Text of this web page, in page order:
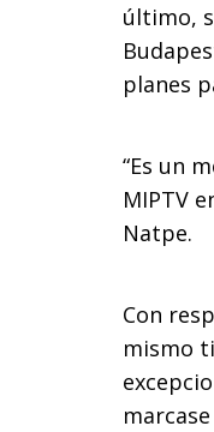
último,
planes
“Es un
MIPTV
Natpe.
Con
mismo